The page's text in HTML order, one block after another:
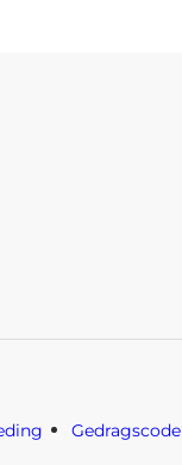
Gedragscode